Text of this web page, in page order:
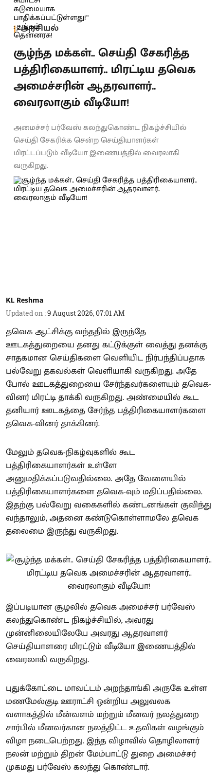
அரசியல்
சூழ்ந்த மக்கள்.. செய்தி சேகரித்த
பத்திரிகையாளர்.. மிரட்டிய தவெக
அமைச்சரின் ஆதரவாளர்..
வைரலாகும் வீடியோ!
அமைச்சர் பர்வேஸ் கலந்துகொண்ட நிகழ்ச்சியில்
செய்தி சேகரிக்க சென்ற செய்தியாளர்கள்
மிரட்டப்படும் வீடியோ இணையத்தில் வைரலாகி
வருகிறது.
KL Reshma
Updated on :9 August 2026, 07:01 AM
தவெக ஆட்சிக்கு வந்ததில் இருந்தே
ஊடகத்துறையை தனது கட்டுக்குள் வைத்து தனக்கு
சாதகமான செய்திகளை வெளியிட நிர்பந்திப்பதாக
பல்வேறு தகவல்கள் வெளியாகி வருகிறது. அதே
போல் ஊடகத்துறையை சேர்ந்தவர்களையும் தவெக-
வினர் மிரட்டி தாக்கி வருகிறது. அண்மையில் கூட
தனியார் ஊடகத்தை சேர்ந்த பத்திரிகையாளர்களை
தவெக-வினர் தாக்கினர்.
மேலும் தவெக-நிகழ்வுகளில் கூட
பத்திரிகையாளர்கள் உள்ளே
அனுமதிக்கப்படுவதில்லை. அதே வேளையில்
பத்திரிகையாளர்களை தவெக-வும் மதிப்பதில்லை.
இதற்கு பல்வேறு வகைகளில் கண்டனங்கள் குவிந்து
வந்தாலும், அதனை கண்டுகொள்ளாமலே தவெக
தலைமை இருந்து வருகிறது.
இப்படியான சூழலில் தவெக அமைச்சர் பர்வேஸ்
கலந்துகொண்ட நிகழ்ச்சியில், அவரது
முன்னிலையிலேயே அவரது ஆதரவாளர்
செய்தியாளரை மிரட்டும் வீடியோ இணையத்தில்
வைரலாகி வருகிறது.
புதுக்கோட்டை மாவட்டம் அறந்தாங்கி அருகே உள்ள
மணமேல்குடி ஊராட்சி ஒன்றிய அலுவலக
வளாகத்தில் மீன்வளம் மற்றும் மீனவர் நலத்துறை
சார்பில் மீனவர்கான நலத்திட்ட உதவிகள் வழங்கும்
விழா நடைபெற்றது. இந்த விழாவில் தொழிலாளர்
நலன் மற்றும் திறன் மேம்பாட்டு துறை அமைச்சர்
முகமது பர்வேஸ் கலந்து கொண்டார்.